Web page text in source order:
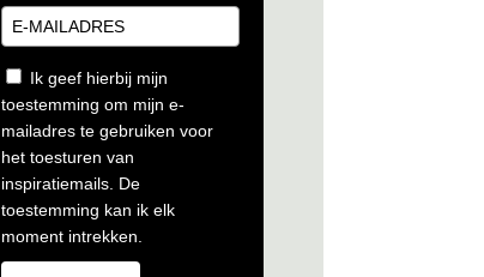
Ik geef hierbij mijn
toestemming om mijn e-
mailadres te gebruiken voor
het toesturen van
inspiratiemails. De
toestemming kan ik elk
moment intrekken.